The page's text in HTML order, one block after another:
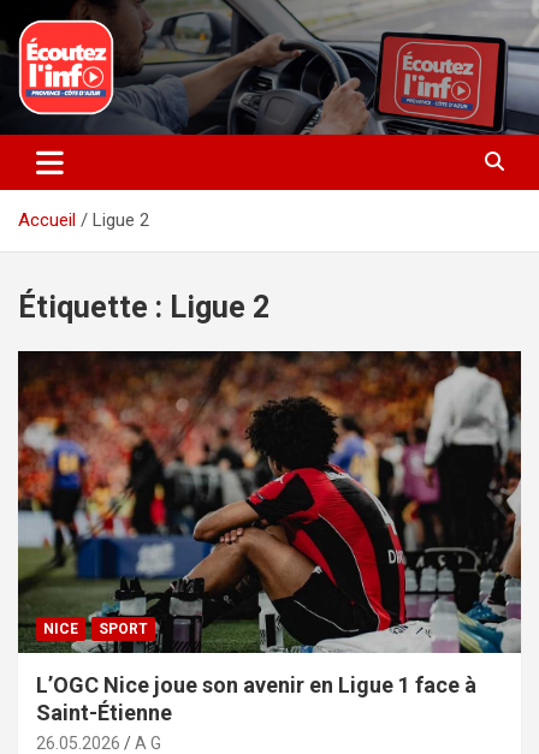
au
contenu
Ecoutez l’info
La radio du quotidien
Accueil Ligue 2
Étiquette : Ligue 2
NICE SPORT
L’OGC Nice joue son avenir en Ligue 1 face à
Saint-Étienne
26.05.2026 A G